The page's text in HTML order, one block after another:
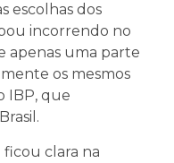
escolhas dos
incorrendo no
apenas uma parte
os mesmos
IBP, que
ficou clara na